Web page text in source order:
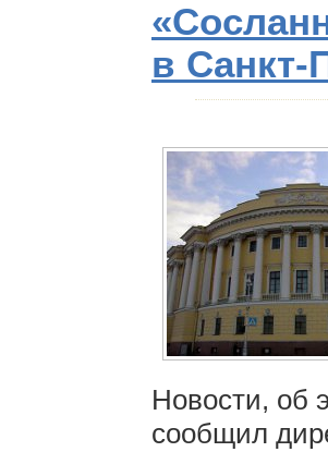
в Санкт-
Новости, об
сообщил